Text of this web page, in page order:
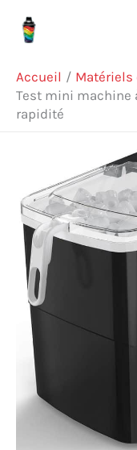
Accueil
Matériels
Test mini machine
rapidité
Rechercher